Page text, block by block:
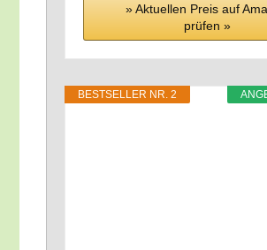
» Aktu­el­len Preis auf
prü­fen »
BEST­SEL­LER NR. 2